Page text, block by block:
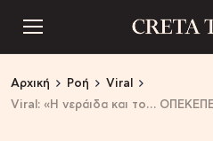
Αρχική Ροή
Viral
Viral: «Η νεράιδα και το…